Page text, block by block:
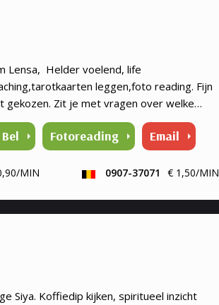
Lensa, Helder voelend, life
leggen,foto reading. Fijn
gekozen. Zit je met vragen over welke
leven help ik als jarenlange ervaren
om de juiste antwoorden te vinden.
Bel Fotoreading Email
MIN 0907-37071 € 1,50/MIN
Siya. Koffiedip kijken, spiritueel inzicht